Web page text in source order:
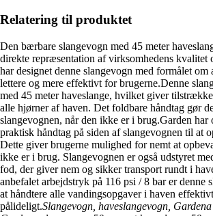
Relatering til produktet
Den bærbare slangevogn med 45 meter
direkte repræsentation af virksomhedens kvalitet
har designet denne slangevogn med formålet om
lettere og mere effektivt for brugerne.Denne
med 45 meter haveslange, hvilket giver
alle hjørner af haven. Det foldbare håndtag gør
slangevognen, når den ikke er i brug.Garden har
praktisk håndtag på siden af slangevognen til at
Dette giver brugerne mulighed for nemt at
ikke er i brug. Slangevognen er også udstyret
fod, der giver nem og sikker transport rundt i
anbefalet arbejdstryk på 116 psi / 8 bar er denne
at håndtere alle vandingsopgaver i haven
pålideligt.Slangevogn, haveslangevogn, Gardena